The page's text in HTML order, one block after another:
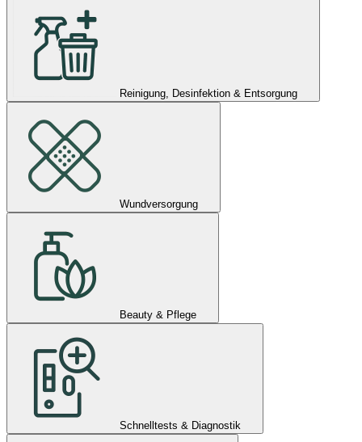
Reinigung, Desinfektion & Entsorgung
Wundversorgung
Beauty & Pflege
Schnelltests & Diagnostik